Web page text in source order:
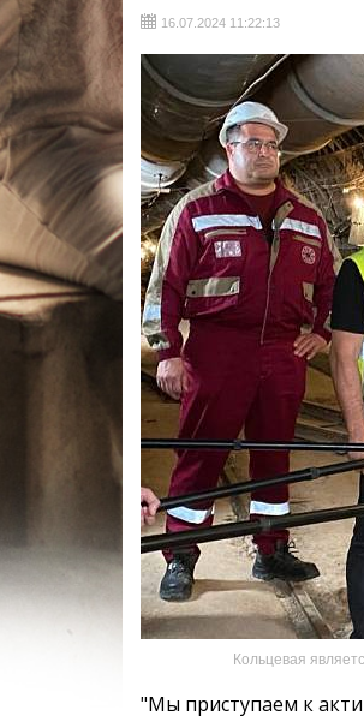
16.07.2024 11:22:13
Кольцевая
"Мы приступаем к